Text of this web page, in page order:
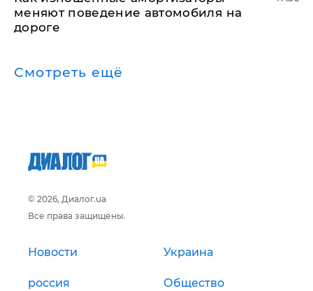
меняют поведение автомобиля на
дороге
Смотреть ещё
© 2026, Диалог.ua
Все права защищены.
Новости Украина
россия Общество